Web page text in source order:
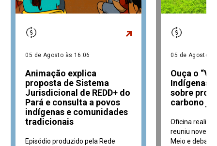
05 de Agosto às 16:06
Animação explica
proposta de Sistema
Jurisdicional de REDD+ do
Pará e consulta a povos
indígenas e comunidades
tradicionais
Episódio produzido pela Rede
05 de Agosto
Ouça o
Indígenas
sobre
carbono
Oficina
reuniu nove
Meio e